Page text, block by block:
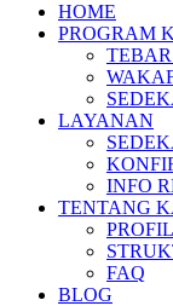
HOME
PROGRAM
LAYANAN
INFO
TENTANG
FAQ
BLOG